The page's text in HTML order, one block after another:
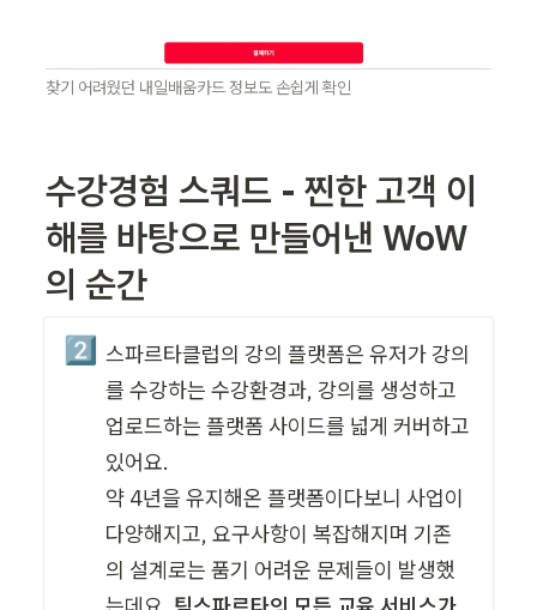
찾기 어려웠던 내일배움카드 정보도 손쉽게 확인
수강경험 스쿼드 - 찐한 고객 이
해를 바탕으로 만들어낸 WoW
의 순간
2️⃣
스파르타클럽의 강의 플랫폼은 유저가 강의
를 수강하는 수강환경과, 강의를 생성하고
업로드하는 플랫폼 사이드를 넓게 커버하고
있어요.
약 4년을 유지해온 플랫폼이다보니 사업이
다양해지고, 요구사항이 복잡해지며 기존
의 설계로는 품기 어려운 문제들이 발생했